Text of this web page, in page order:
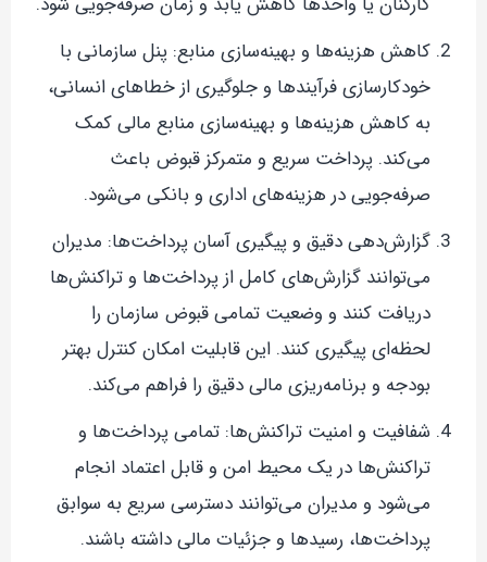
کاهش هزینه‌ها و بهینه‌سازی منابع: پنل سازمانی با
خودکارسازی فرآیندها و جلوگیری از خطاهای انسانی،
به کاهش هزینه‌ها و بهینه‌سازی منابع مالی کمک
می‌کند. پرداخت سریع و متمرکز قبوض باعث
صرفه‌جویی در هزینه‌های اداری و بانکی می‌شود.
گزارش‌دهی دقیق و پیگیری آسان پرداخت‌ها: مدیران
می‌توانند گزارش‌های کامل از پرداخت‌ها و تراکنش‌ها
دریافت کنند و وضعیت تمامی قبوض سازمان را
لحظه‌ای پیگیری کنند. این قابلیت امکان کنترل بهتر
بودجه و برنامه‌ریزی مالی دقیق را فراهم می‌کند.
شفافیت و امنیت تراکنش‌ها: تمامی پرداخت‌ها و
تراکنش‌ها در یک محیط امن و قابل اعتماد انجام
می‌شود و مدیران می‌توانند دسترسی سریع به سوابق
پرداخت‌ها، رسیدها و جزئیات مالی داشته باشند.